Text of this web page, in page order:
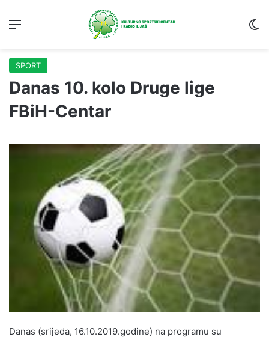
SPORT
Danas 10. kolo Druge lige
FBiH-Centar
Danas (srijeda, 16.10.2019.godine) na programu su